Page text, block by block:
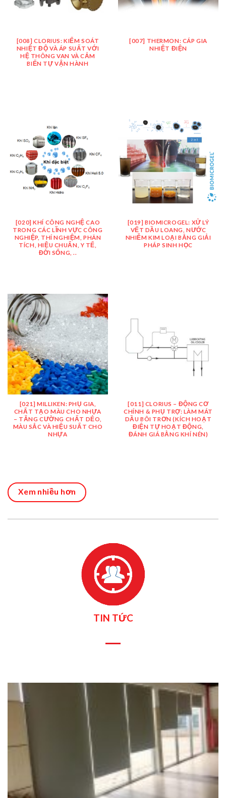
[008] CLORIUS: KIỂM SOÁT
NHIỆT ĐỘ VÀ ÁP SUẤT VỚI
HỆ THÔNG VAN VÀ CẢM
BIẾN TỰ VẬN HÀNH
[007] THERMON: CÁP GIA
NHIỆT ĐIỆN
[020] KHÍ CÔNG NGHỆ CAO
TRONG CÁC LĨNH VỰC CÔNG
NGHIỆP, THÍ NGHIỆM, PHÂN
TÍCH, HIỆU CHUẨN, Y TẾ,
ĐỜI SỐNG, ..
[019] BIOMICROGEL: XỬ LÝ
VẾT DẦU LOANG, NƯỚC
NHIỄM KIM LOẠI BẰNG GIẢI
PHÁP SINH HỌC
[021] MILLIKEN: PHỤ GIA,
CHẤT TẠO MÀU CHO NHỰA
– TĂNG CƯỜNG CHẤT DẺO,
MÀU SẮC VÀ HIỆU SUẤT CHO
NHỰA
[011] CLORIUS – ĐỘNG CƠ
CHÍNH & PHỤ TRỢ: LÀM MÁT
DẦU BÔI TRƠN (KÍCH HOẠT
ĐIỆN TỰ HOẠT ĐỘNG,
ĐÁNH GIÁ BẰNG KHÍ NÉN)
Xem nhiều hơn
TIN TỨC